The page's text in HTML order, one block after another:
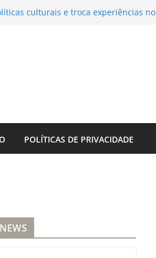
culturais e troca experiências no
da Cidade do Rio de Janeiro
POLÍTICAS DE PRIVACIDADE
NEWS